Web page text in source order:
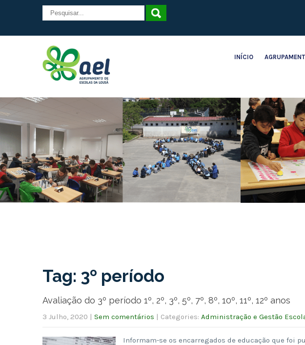
INÍCIO
Tag: 3º período
Avaliação do 3º período 1º, 2º, 3º, 5º, 7º, 8º, 10º, 11º, 12º anos
3 Julho, 2020 | Sem comentários | Categories: Administração e Gestão
Informam-se os encarregados de educação que foi